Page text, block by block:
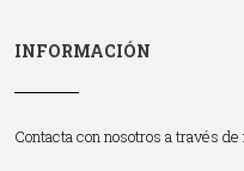
INFORMACIÓN
Contacta con nosotros a través